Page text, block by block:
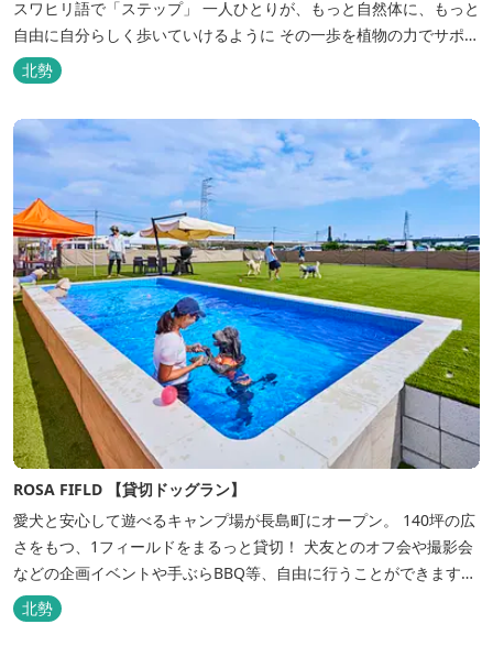
スワヒリ語で「ステップ」 一人ひとりが、もっと自然体に、もっと
自由に自分らしく歩いていけるように その一歩を植物の力でサポー
トしたいという思いから生まれたお店。 黄土スチームよもぎ蒸しや
アロマの調合、季節の養生講座、アロマ講座、腸活講座、ワークシ
ョップ、イベント出店 植物を通して身体と心を整えよう！をテーマ
に...
北勢
ROSA FIFLD 【貸切ドッグラン】
愛犬と安心して遊べるキャンプ場が長島町にオープン。 140坪の広
さをもつ、1フィールドをまるっと貸切！ 犬友とのオフ会や撮影会
などの企画イベントや手ぶらBBQ等、自由に行うことができます。
フードメニューも豊富で手ぶらでBBQを予算に合わせてお選びいた
だき、楽しんでいただくことがてぎます。 ドックランは全面人工芝
北勢